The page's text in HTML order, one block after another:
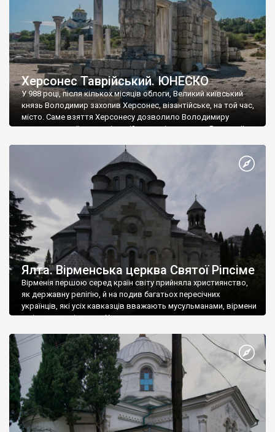
Херсонес Таврійський. ЮНЕСКО
У 988 році, після кількох місяців облоги, Великий київський
князь Володимир захопив Херсонес, візантійське, на той час,
місто. Саме взяття Херсонесу дозволило Володимиру
диктувати свої умови візантійському імператору Василю ІІ, та
Херсонесі Володимир-язичник, став Василем-християнином.
А потім було Хрещення Русі. На честь Херсонесу Таврійського
Ялта. Вірменська церква Святої Ріпсіме
Вірменія першою серед країн світу прийняла християнство,
як державну релігію, й на подив багатьох пересічних
українців, які усіх кавказців вважають мусульманами, вірмени
є відданими вірянами Христа